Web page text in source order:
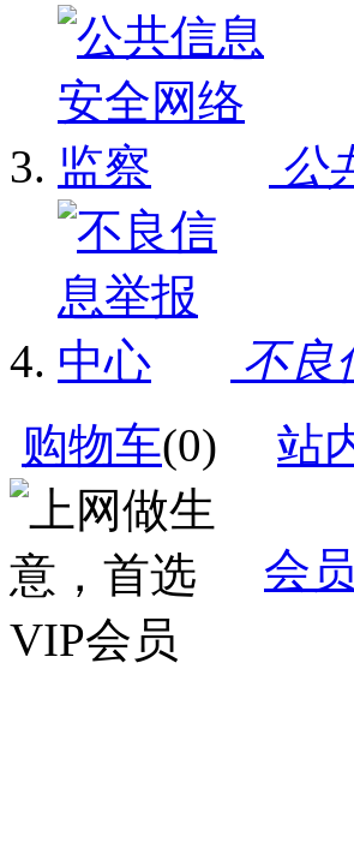
公
不良
购物车(0) 站
会